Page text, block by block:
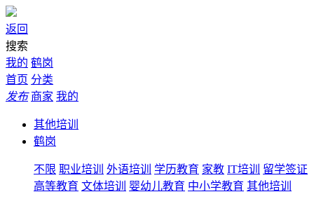
返回
搜索
我的 鹤岗
首页 分类
发布 商家 我的
其他培训
鹤岗
不限 职业培训 外语培训 学历教育 家教 IT培训
留学签证
高等教育 文体培训 婴幼儿教育 中小学教育 其他培训